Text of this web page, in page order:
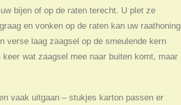
bijen of op de raten terecht. U plet ze
en vonken op de raten kan uw raathoning
verse laag zaagsel op de smeulende kern
wat zaagsel mee naar buiten komt, maar
vaak uitgaan – stukjes karton passen er